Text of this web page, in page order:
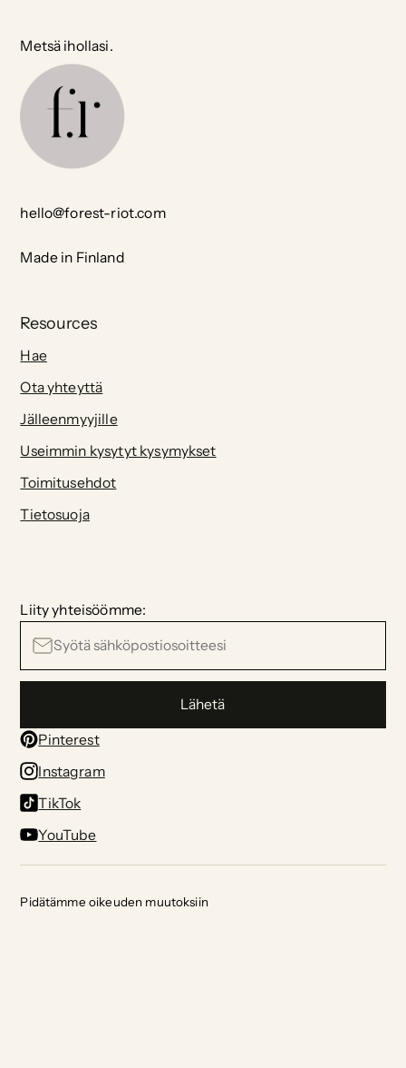
Metsä ihollasi.
hello@forest-riot.com
Made in Finland
Resources
Hae
Ota yhteyttä
Jälleenmyyjille
Useimmin kysytyt kysymykset
Toimitusehdot
Tietosuoja
Liity yhteisöömme:
Lähetä
Pinterest
Instagram
TikTok
YouTube
Pidätämme oikeuden muutoksiin